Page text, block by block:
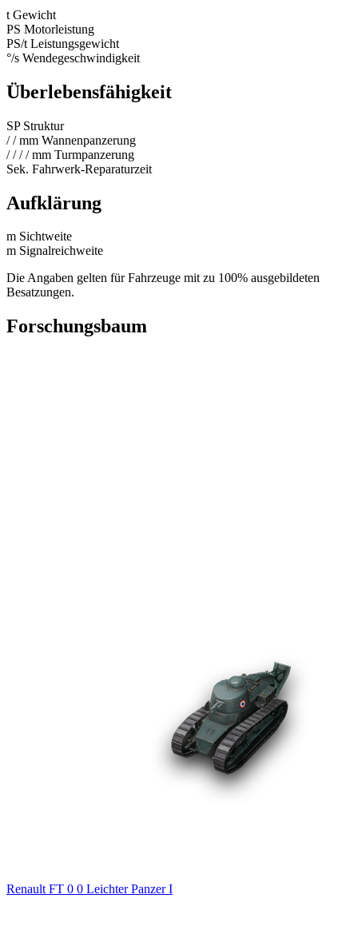
t Gewicht
PS Motorleistung
PS/t Leistungsgewicht
°/s Wendegeschwindigkeit
Überlebensfähigkeit
SP Struktur
//mm Wannenpanzerung
////mm Turmpanzerung
Sek. Fahrwerk-Reparaturzeit
Aufklärung
m Sichtweite
m Signalreichweite
Die Angaben gelten für Fahrzeuge mit zu 100% ausgebildeten
Besatzungen.
Forschungsbaum
Renault FT 0 0 Leichter PanzerI